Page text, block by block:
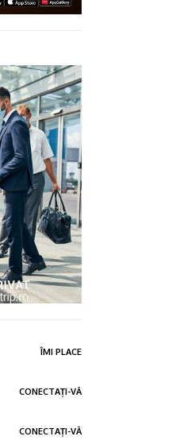
ÎMI PLACE
CONECTAȚI-VĂ
CONECTAȚI-VĂ